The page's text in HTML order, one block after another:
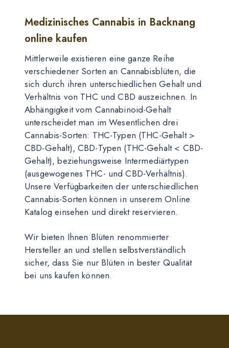
Medizinisches Cannabis in Backnang
online kaufen
Mittlerweile existieren eine ganze Reihe
verschiedener Sorten an Cannabisblüten, die
sich durch ihren unterschiedlichen Gehalt und
Verhältnis von THC und CBD auszeichnen. In
Abhängigkeit vom Cannabinoid-Gehalt
unterscheidet man im Wesentlichen drei
Cannabis-Sorten: THC-Typen (THC-Gehalt >
CBD-Gehalt), CBD-Typen (THC-Gehalt < CBD-
Gehalt), beziehungsweise Intermediärtypen
(ausgewogenes THC- und CBD-Verhältnis).
Unsere Verfügbarkeiten der unterschiedlichen
Cannabis-Sorten können in unserem Online
Katalog einsehen und direkt reservieren.
Wir bieten Ihnen Blüten renommierter
Hersteller an und stellen selbstverständlich
sicher, dass Sie nur Blüten in bester Qualität
bei uns kaufen können.